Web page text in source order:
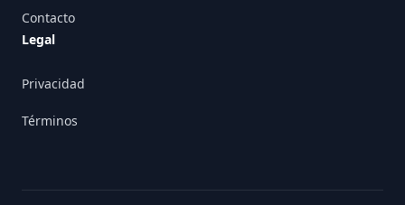
Contacto
Legal
Privacidad
Términos